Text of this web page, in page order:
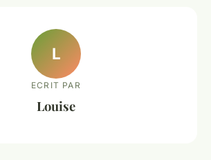
L
ECRIT PAR
Louise